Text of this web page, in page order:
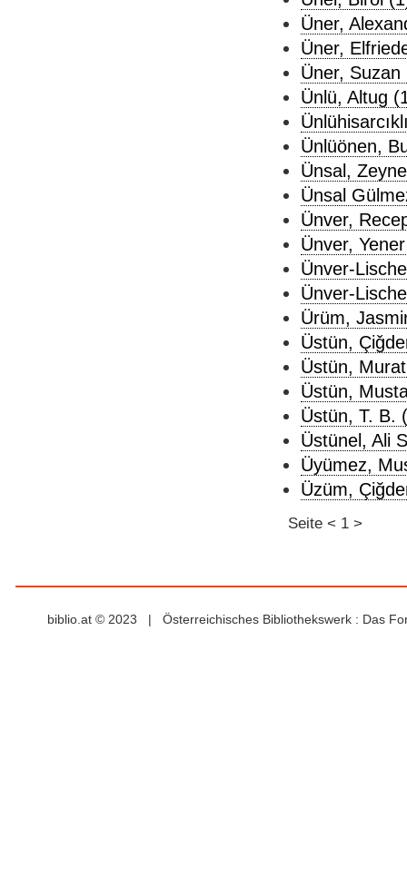
Üner,
Üner,
Üner, Suzan
Ünlü, Altug
Ünlüönen,
Ünsal,
Ünsal
Ünver,
Ünver,
Ünver-
Ünver-
Ürüm,
Üstün,
Üstün,
Üstün,
Üstün, T. B.
Üstünel, Ali
Üyümez,
Üzüm,
Seite < 1 >
biblio.at © 2023 | Österreichisches Bibliothekswerk : Das